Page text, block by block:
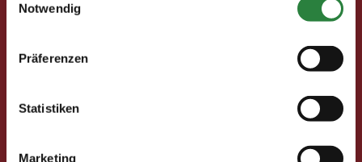
Notwendig
Präferenzen
Statistiken
Marketing
Clubmitglieder
Ihre Vorteile als Mitglied im Pferdesport Deutschland
Clubmitglied werden
Förderprojekte